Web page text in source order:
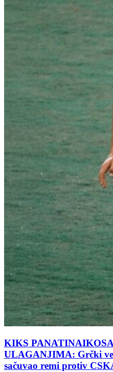
KIKS
ULAGANJIMA: Grčki
sačuvao remi protiv